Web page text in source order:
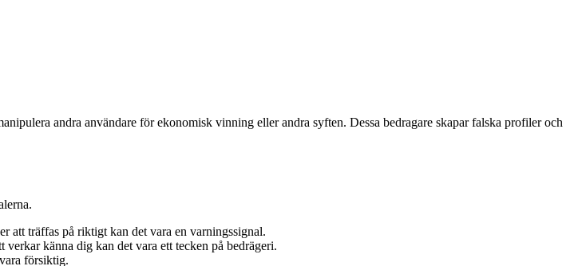
andra användare för ekonomisk vinning eller andra syften. Dessa bedragare skapar falska profiler och
att träffas på riktigt kan det vara en varningssignal.
känna dig kan det vara ett tecken på bedrägeri.
försiktig.